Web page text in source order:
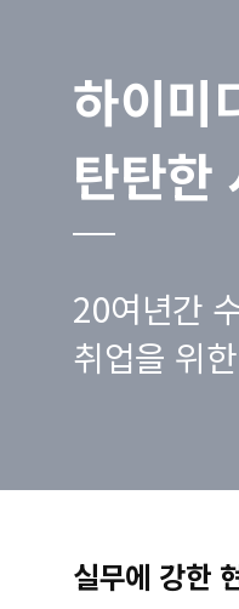
하이미
탄탄한
20여년간
취업을 위
실무에 강한